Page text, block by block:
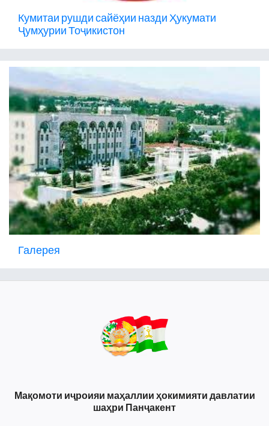
Кумитаи рушди сайёҳии назди Ҳукумати
Ҷумҳурии Тоҷикистон
Галерея
Мақомоти иҷроияи маҳаллии ҳокимияти давлатии
шаҳри Панҷакент